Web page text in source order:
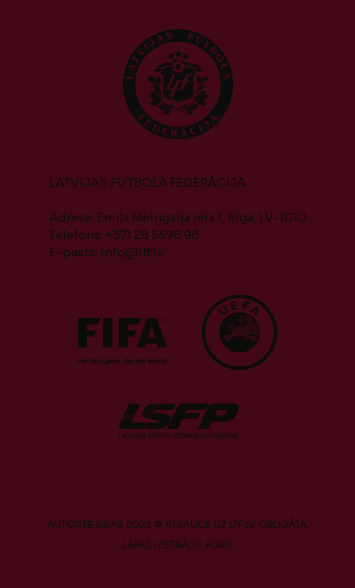
LATVIJAS FUTBOLA FEDERĀCIJA
Adrese: Emiļa Melngaiļa iela 1, Rīga, LV-1010
Telefons: +371 28 5598 98
E-pasts: info@lff.lv
AUTORTIESĪBAS 2026 © ATSAUCE UZ LFF.LV OBLIGĀTA.
LAPAS IZSTRĀDE AURIS